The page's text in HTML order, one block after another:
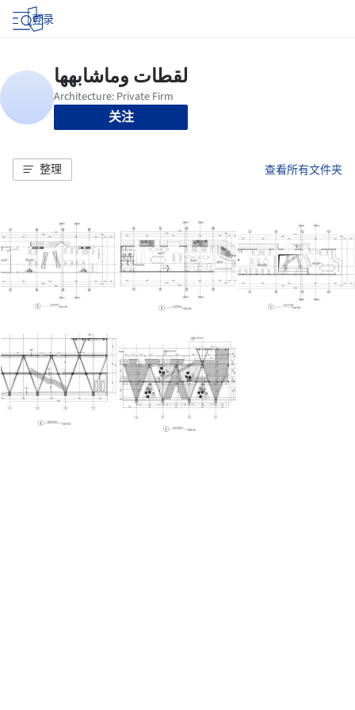
登录
关注
整理 查看所有文件夹